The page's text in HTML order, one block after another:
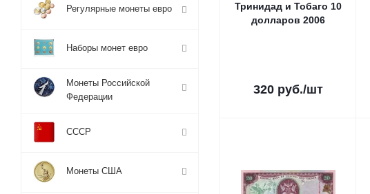
Тринидад и Тобаго 10
долларов 2006
320 руб./шт
Регулярные монеты евро
Наборы монет евро
Монеты Российской
Федерации
СССР
Монеты США